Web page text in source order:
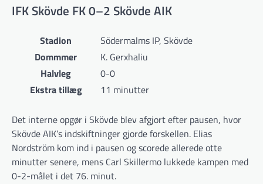
IFK Skövde FK 0–2 Skövde AIK
Stadion
Södermalms IP, Skövde
Dommmer
K. Gerxhaliu
Halvleg
0-0
Ekstra tillæg
11 minutter
Det interne opgør i Skövde blev afgjort efter pausen, hvor
Skövde AIK’s indskiftninger gjorde forskellen. Elias
Nordström kom ind i pausen og scorede allerede otte
minutter senere, mens Carl Skillermo lukkede kampen med
0-2-målet i det 76. minut.